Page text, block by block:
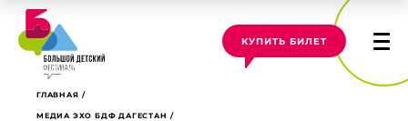
КУПИТЬ БИЛЕТ
ГЛАВНАЯ
МЕДИА ЭХО БДФ ДАГЕСТАН